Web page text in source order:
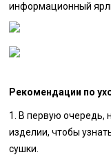
информационный
Рекомендации по
1. В первую очередь,
изделии, чтобы
сушки.